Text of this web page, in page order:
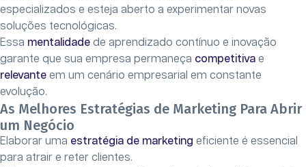
especializados e esteja aberto a experimentar novas
soluções tecnológicas.
Essa mentalidade de aprendizado contínuo e inovação
garante que sua empresa permaneça competitiva e
relevante em um cenário empresarial em constante
evolução.
As Melhores Estratégias de Marketing Para Abrir
um Negócio
Elaborar uma estratégia de marketing eficiente é essencial
para atrair e reter clientes.